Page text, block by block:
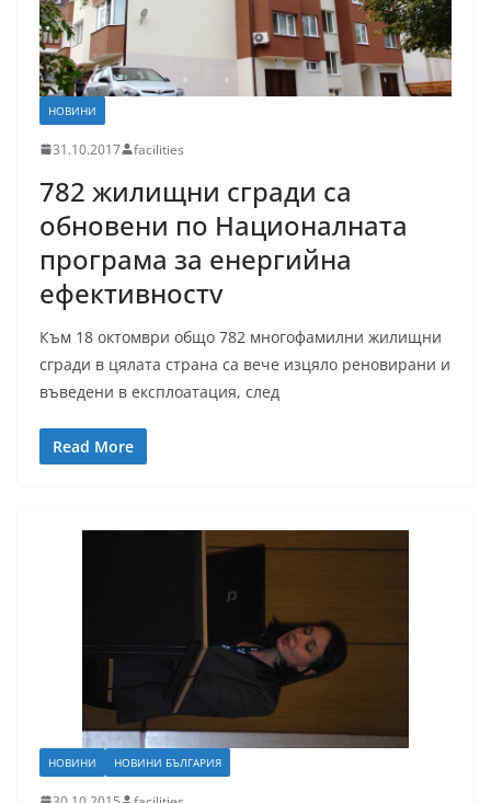
НОВИНИ
31.10.2017 facilities
782 жилищни сгради са
обновени по Националната
програма за енергийна
ефективностv
Към 18 октомври общо 782 многофамилни жилищни
сгради в цялата страна са вече изцяло реновирани и
въведени в експлоатация, след
Read More
НОВИНИ НОВИНИ БЪЛГАРИЯ